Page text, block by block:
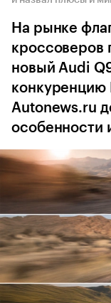
На рынке
кроссоверов
новый Audi
конкуренцию
Autonews.ru
особенности